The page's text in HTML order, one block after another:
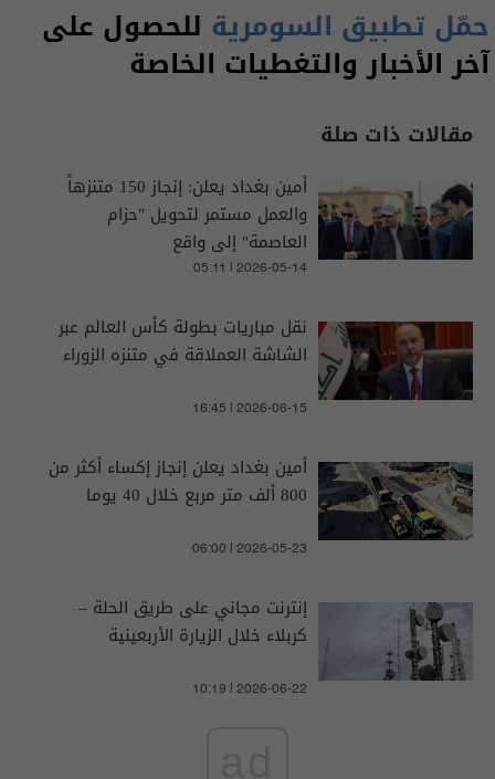
حمّل تطبيق السومرية للحصول على
آخر الأخبار والتغطيات الخاصة
مقالات ذات صلة
أمين بغداد يعلن: إنجاز 150 متنزهاً
والعمل مستمر لتحويل "حزام
العاصمة" إلى واقع
05:11 | 2026-05-14
نقل مباريات بطولة كأس العالم عبر
الشاشة العملاقة في متنزه الزوراء
16:45 | 2026-06-15
أمين بغداد يعلن إنجاز إكساء أكثر من
800 ألف متر مربع خلال 40 يوما
06:00 | 2026-05-23
إنترنت مجاني على طريق الحلة –
كربلاء خلال الزيارة الأربعينية
10:19 | 2026-06-22